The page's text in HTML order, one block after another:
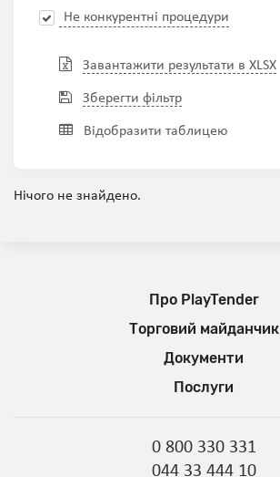
Не конкурентні процедури
Завантажити результати в XLSX
Зберегти фільтр
Відобразити таблицею
Нічого не знайдено.
Про PlayTender
Торговий майданчик
Документи
Послуги
0 800 330 331
044 33 444 10